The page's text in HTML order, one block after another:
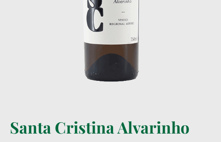
Santa Cristina Alvarinho